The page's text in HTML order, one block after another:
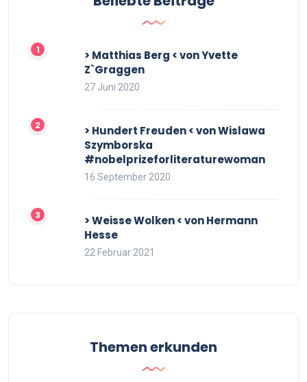
> Matthias Berg < von Yvette
Z`Graggen
27 Juni 2020
> Hundert Freuden < von Wislawa
Szymborska
#nobelprizeforliteraturewoman
16 September 2020
> Weisse Wolken < von Hermann
Hesse
22 Februar 2021
Themen erkunden